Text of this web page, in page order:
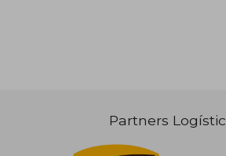
21,50 €
20,43 €
Partners